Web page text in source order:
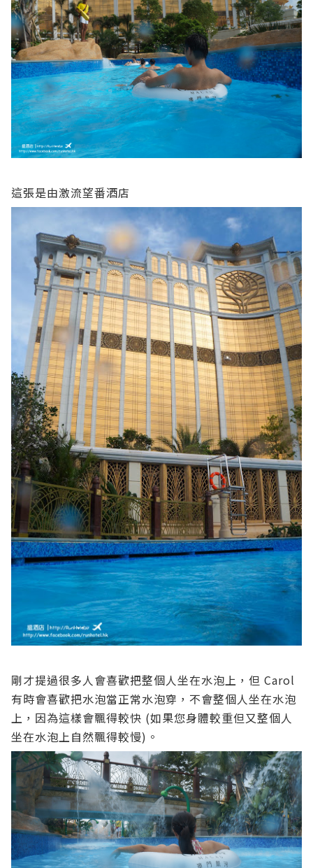
這張是由激流望番酒店
剛才提過很多人會喜歡把整個人坐在水泡上，但 Carol
有時會喜歡把水泡當正常水泡穿，不會整個人坐在水泡
上，因為這樣會飄得較快 (如果您身體較重但又整個人
坐在水泡上自然飄得較慢)。